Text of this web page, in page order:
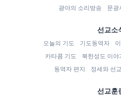
광야의 소리방송
문광
선교소
오늘의 기도 기도동역자
카타콤 기도
북한성도 이야
동역자 편지
정세와 선교
선교훈